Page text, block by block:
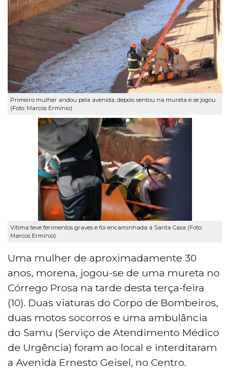
Primeiro mulher andou pela avenida, depois sentou na mureta e se jogou
(Foto: Marcos Ermínio)
Vítima teve ferimentos graves e foi encaminhada à Santa Casa (Foto:
Marcos Ermínio)
Uma mulher de aproximadamente 30
anos, morena, jogou-se de uma mureta no
Córrego Prosa na tarde desta terça-feira
(10). Duas viaturas do Corpo de Bombeiros,
duas motos socorros e uma ambulância
do Samu (Serviço de Atendimento Médico
de Urgência) foram ao local e interditaram
a Avenida Ernesto Geisel, no Centro.